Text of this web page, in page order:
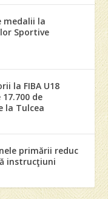
medalii la
Sportive
la FIBA U18
17.700 de
la Tulcea
primării reduc
instrucţiuni